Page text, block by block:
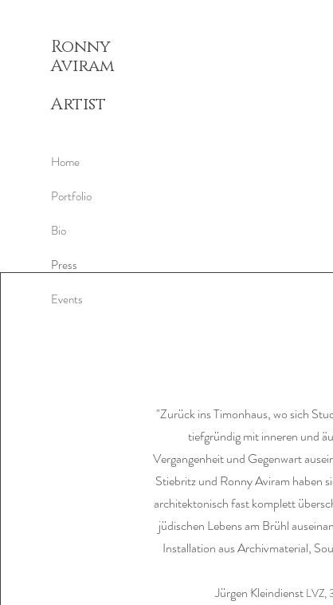
Home
Portfolio
Bio
Press
Events
Ronny
Aviram​
Artist
"Zurück ins Timonhaus, wo sich
tiefgründig mit inneren und
Vergangenheit und Gegenwart
Stiebritz und Ronny Aviram haben
architektonisch fast komplett
jüdischen Lebens am Brühl
Installation aus Archivmaterial,
Jürgen Kleindienst LVZ,